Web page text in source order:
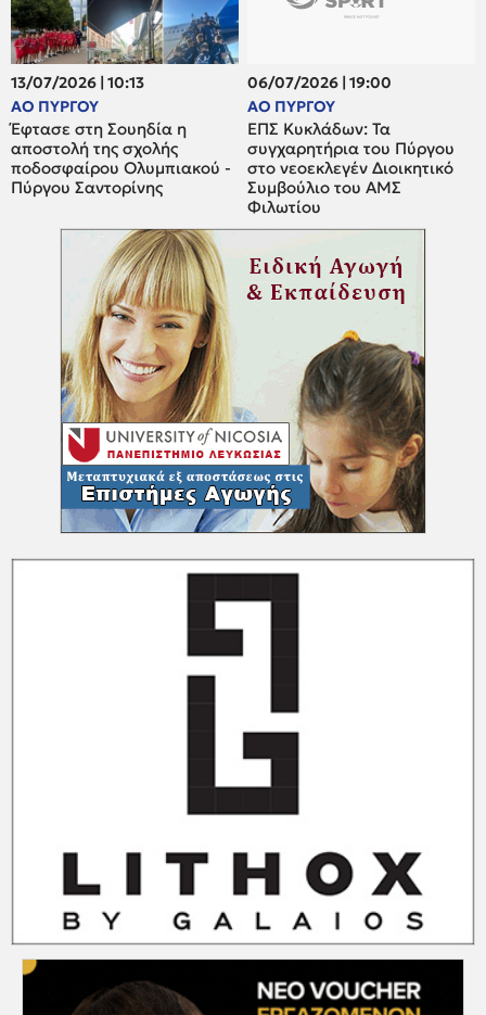
13/07/2026 | 10:13
ΑΟ ΠΥΡΓΟΥ
Έφτασε στη Σουηδία η
αποστολή της σχολής
ποδοσφαίρου Ολυμπιακού -
Πύργου Σαντορίνης
06/07/2026 | 19:00
ΑΟ ΠΥΡΓΟΥ
ΕΠΣ Κυκλάδων: Τα
συγχαρητήρια του Πύργου
στο νεοεκλεγέν Διοικητικό
Συμβούλιο του ΑΜΣ
Φιλωτίου